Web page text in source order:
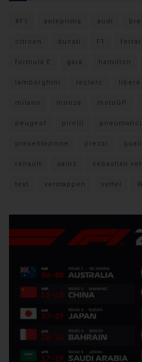
#F1 anteprima audi
citroen ducati F1 ferrari
formula E gara hamilton
lamborghini leclerc libere
milano monza motoGP
peugeot pirelli pneumatici
presentazione prezzi
renault sainz sebastian
test verstappen vettel